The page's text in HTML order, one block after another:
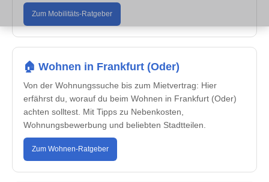
Zum Mobilitäts-Ratgeber
🏠 Wohnen in Frankfurt (Oder)
Von der Wohnungssuche bis zum Mietvertrag: Hier
erfährst du, worauf du beim Wohnen in Frankfurt (Oder)
achten solltest. Mit Tipps zu Nebenkosten,
Wohnungsbewerbung und beliebten Stadtteilen.
Zum Wohnen-Ratgeber